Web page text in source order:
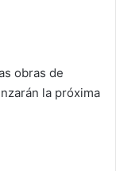
obras de
la próxima